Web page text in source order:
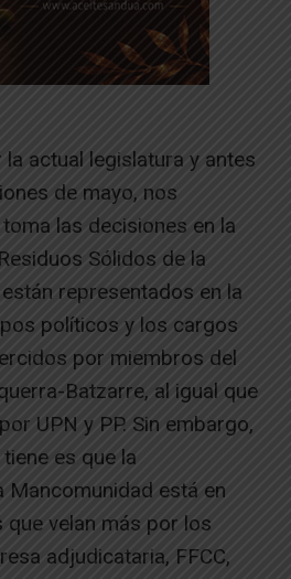
actual legislatura y antes
de mayo, nos
las decisiones en la
Sólidos de la
representados en la
políticos y los cargos
por miembros del
Batzarre, al igual que
UPN y PP. Sin embargo,
es que la
Mancomunidad está en
velan más por los
adjudicataria, FFCC,